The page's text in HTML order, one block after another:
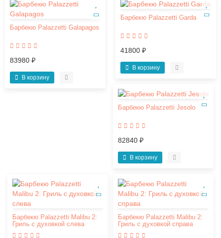
Барбекю Palazzetti Galapagos
83980 ₽
В корзину
Барбекю Palazzetti Garda
41800 ₽
В корзину
Барбекю Palazzetti Jesolo
82840 ₽
В корзину
Барбекю Palazzetti Malibu 2:
Гриль c духовкой слева
Барбекю Palazzetti Malibu 2:
Гриль c духовкой справа